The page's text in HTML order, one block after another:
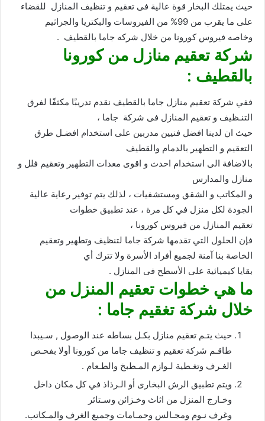
حيث يمتلك البخار قوة عالية فى تعقيم و تنظيف المنازل للقضاء
على ما يقرب من 99% من الفيروسات والبكتريا والجراثيم
وخاصه فيروس كورونا من خلال شركه جاما بالقطيف .
شركة تعقيم منازل من كورونا
بالقطيف :
ففي شركة تعقيم منازل جاما بالقطيف نقدم تدريبًا مكثفًا لفرق
التنـظيف و تعقيم المنازل فى شركة جاما ،
حيث ان لدينا افضل فنيين مدربين على استخدام افضـل طرق
التعقيم و التطهير بالدمام والقطيف
بالاضافة الى استخدام احدث و اقوى معدات التطهير وتعقيم فلل و
منازل والمدارس
و المكاتب و الشقق ومستشفيات ، لذلك يتم توفير رعاية عالية
الجودة لكل منزل في كل مرة ، عند تطبيق خطوات
تعقيم المنازل من فيروس كورونا ،
فإن الحلول التي تقدمها شركة جاما لتنظيف وتطهير وتعقيم
الخاصة بنا آمنة لجميع أفراد الأسرة ولا تترك أي
بقايا كيميائية على الأسطح فى المنازل .
ما هي خطوات تعقيم المنزل من
خلال شركة تغقيم جاما :
حيث يتـم تعقيم منازل بكـل بساطه عند الوصول , سـيبدا
طاقـم شركة تعقيم و تنظيف جاما من كورونا أولا بفحـص
الغـرف وتغـطية لـوازم المـطبخ والطـعام .
ويتم تطبيق الرش البخارى أو الـرذاذ في كل مكان داخل
وخـارج المنزل من اثاث وخـزائن وسـتائر
وغرف نـوم ومجـالس وحمـامات وجميع الغرف والمـكاتب.